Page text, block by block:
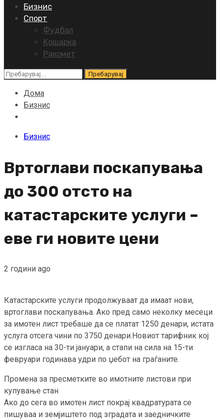
Бизнис
Спорт
Фудбал
Кошарка
Ракомет
Пребарувај
Дома
Бизнис
Бизнис
Вртоглави поскапувања
до 300 отсто на
катастарските услуги –
еве ги новите цени
2 години ago
Катастарските услуги продолжуваат да имаат нови,
вртоглави поскапувања. Ако пред само неколку месеци
за имотен лист требаше да се платат 1250 денари, истата
услуга отсега чини по 3750 денари.Новиот тарифник кој
се изгласа на 30-ти јануари, а стапи на сила на 15-ти
февруари годинава удри по џебот на граѓаните.
Промена за пресметките во имотните листови при
купување стан
Ако до сега во имотен лист покрај квадратурата се
пишуваа и земјиштето под зградата и заедничките